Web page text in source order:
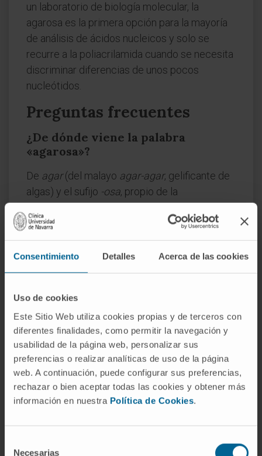
Consentimiento Detalles Acerca de las cookies
Uso de cookies
Este Sitio Web utiliza cookies propias y de terceros con
diferentes finalidades, como permitir la navegación y
usabilidad de la página web, personalizar sus
preferencias o realizar analíticas de uso de la página
web. A continuación, puede configurar sus preferencias,
rechazar o bien aceptar todas las cookies y obtener más
información en nuestra Política de Cookies.
Necesarias
un laboratorio de biología molecular, la
agarosa es la primera opción para la mayoría
de análisis de ácidos nucleicos y solo se
recurre a la poliacrilamida cuando se necesita
discriminar diferencias de unos pocos
nucleótidos.
Preguntas frecuentes
¿De dónde viene la palabra
«agarosa»?
De agar(del malayo agar-agar, gelificante de
algas) y el sufijo -osa, propio de la
¿Cuál es la diferencia entre agar y
agarosa?
El agar es la mezcla completa que se obtiene
agaropectina. La agarosa es solo la fracción
neutra, obtenida tras purificar y eliminar la
agaropectina. El agar se usa sobre todo en
microbiología (medios de cultivo); la agarosa
purificada, en biología molecular (geles de
electroforesis).
¿Puede reutilizarse un gel de
Técnicamente, sí: la agarosa puede fundirse y